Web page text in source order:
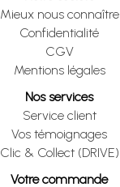
Mieux nous connaître
Confidentialité
CGV
Mentions légales
Nos services
Service client
Vos témoignages
Clic & Collect (DRIVE)
Votre commande